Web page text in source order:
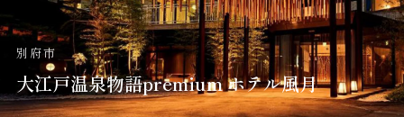
別府市
大江戸温泉物語premium ホテル風月